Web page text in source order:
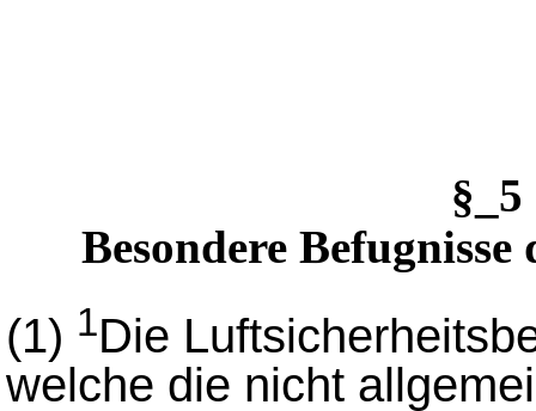
Besondere
(1) 1Die
welche die nicht